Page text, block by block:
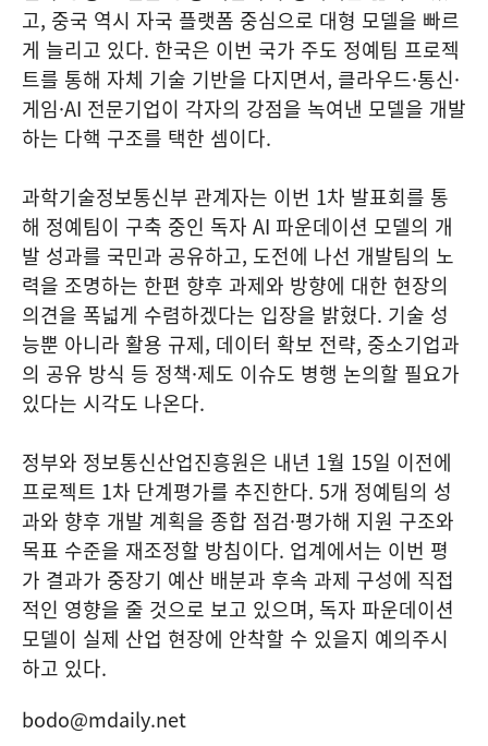
고, 중국 역시 자국 플랫폼 중심으로 대형 모델을 빠르
게 늘리고 있다. 한국은 이번 국가 주도 정예팀 프로젝
트를 통해 자체 기술 기반을 다지면서, 클라우드·통신·
게임·AI 전문기업이 각자의 강점을 녹여낸 모델을 개발
하는 다핵 구조를 택한 셈이다.
과학기술정보통신부 관계자는 이번 1차 발표회를 통
해 정예팀이 구축 중인 독자 AI 파운데이션 모델의 개
발 성과를 국민과 공유하고, 도전에 나선 개발팀의 노
력을 조명하는 한편 향후 과제와 방향에 대한 현장의
의견을 폭넓게 수렴하겠다는 입장을 밝혔다. 기술 성
능뿐 아니라 활용 규제, 데이터 확보 전략, 중소기업과
의 공유 방식 등 정책·제도 이슈도 병행 논의할 필요가
있다는 시각도 나온다.
정부와 정보통신산업진흥원은 내년 1월 15일 이전에
프로젝트 1차 단계평가를 추진한다. 5개 정예팀의 성
과와 향후 개발 계획을 종합 점검·평가해 지원 구조와
목표 수준을 재조정할 방침이다. 업계에서는 이번 평
가 결과가 중장기 예산 배분과 후속 과제 구성에 직접
적인 영향을 줄 것으로 보고 있으며, 독자 파운데이션
모델이 실제 산업 현장에 안착할 수 있을지 예의주시
하고 있다.
bodo@mdaily.net